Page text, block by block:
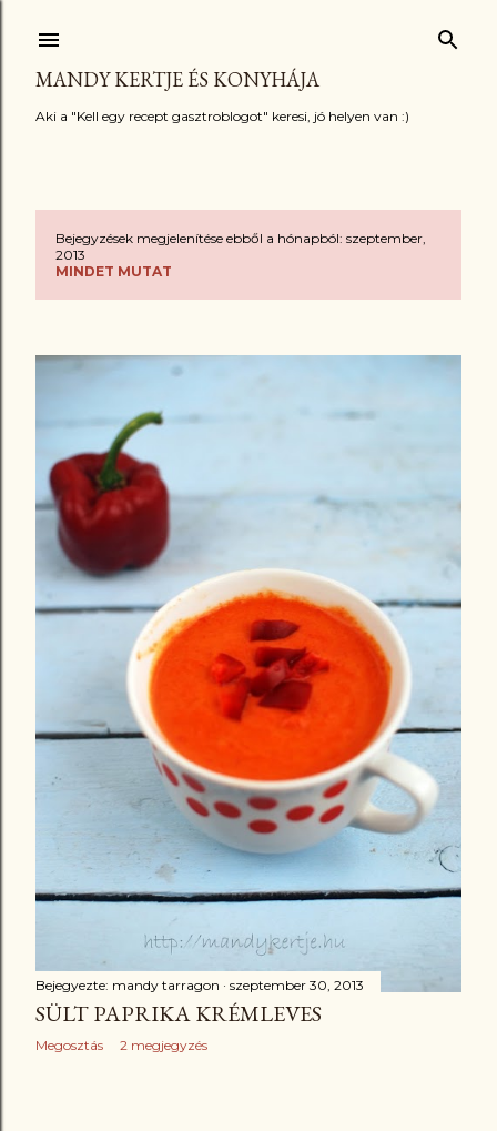
MANDY KERTJE ÉS KONYHÁJA
Aki a "Kell egy recept gasztroblogot" keresi, jó helyen van :)
e
j
e
g
y
z
é
s
Bejegyzések megjelenítése ebből a hónapból: szeptember,
2013
MINDET MUTAT
Bejegyezte: mandy tarragon szeptember 30, 2013
SÜLT PAPRIKA KRÉMLEVES
Megosztás 2 megjegyzés